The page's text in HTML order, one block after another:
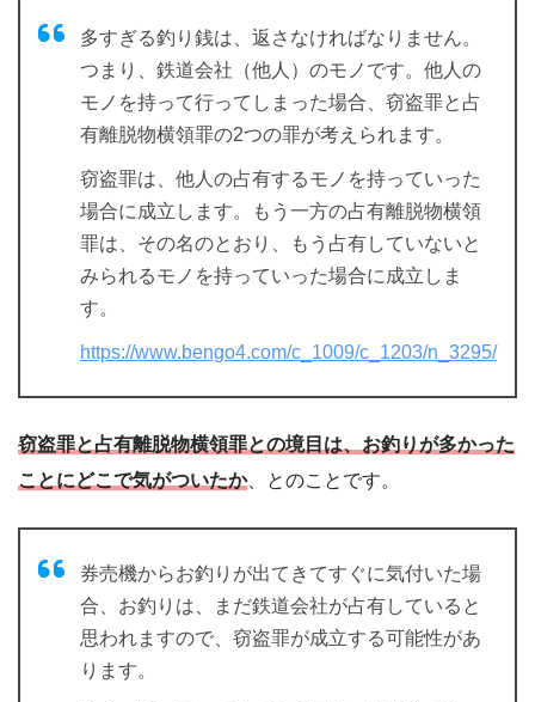
多すぎる釣り銭は、返さなければなりません。
つまり、鉄道会社（他人）のモノです。他人の
モノを持って行ってしまった場合、窃盗罪と占
有離脱物横領罪の2つの罪が考えられます。
窃盗罪は、他人の占有するモノを持っていった
場合に成立します。もう一方の占有離脱物横領
罪は、その名のとおり、もう占有していないと
みられるモノを持っていった場合に成立しま
す。
https://www.bengo4.com/c_1009/c_1203/n_3295/
窃盗罪と占有離脱物横領罪との境目は、お釣りが多かった
ことにどこで気がついたか、とのことです。
券売機からお釣りが出てきてすぐに気付いた場
合、お釣りは、まだ鉄道会社が占有していると
思われますので、窃盗罪が成立する可能性があ
ります。